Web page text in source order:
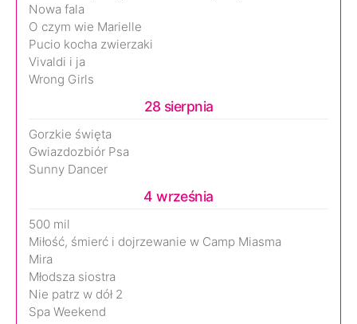
Nowa fala
O czym wie Marielle
Pucio kocha zwierzaki
Vivaldi i ja
Wrong Girls
28 sierpnia
Gorzkie święta
Gwiazdozbiór Psa
Sunny Dancer
4 września
500 mil
Miłość, śmierć i dojrzewanie w Camp Miasma
Mira
Młodsza siostra
Nie patrz w dół 2
Spa Weekend